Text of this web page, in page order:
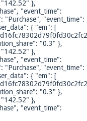
"142.52" },
"event_time":
"Purchase", "event_time":
{ "em": [
"0.3" },
"142.52" },
"event_time":
"Purchase", "event_time":
{ "em": [
"0.3" },
"142.52" },
"event_time":